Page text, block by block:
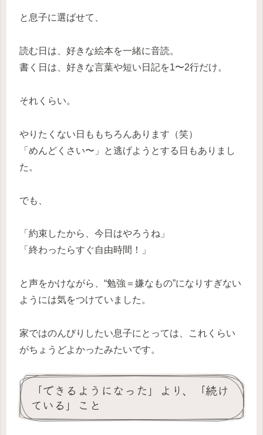
と息子に選ばせて、
読む日は、好きな絵本を一緒に音読。
書く日は、好きな言葉や短い日記を1〜2行だけ。
それくらい。
やりたくない日ももちろんあります（笑）
「めんどくさい〜」と逃げようとする日もありまし
た。
でも、
「約束したから、今日はやろうね」
「終わったらすぐ自由時間！」
と声をかけながら、“勉強＝嫌なもの”になりすぎない
ようには気をつけていました。
家ではのんびりしたい息子にとっては、これくらい
がちょうどよかったみたいです。
「できるようになった」より、「続け
ている」こと